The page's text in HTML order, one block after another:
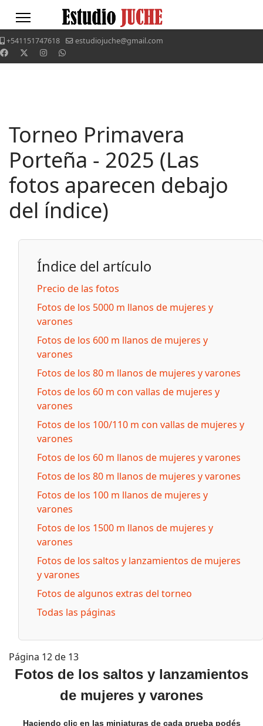
+541151747618 estudiojuche@gmail.com
Torneo Primavera
Porteña - 2025 (Las
fotos aparecen debajo
del índice)
Índice del artículo
Precio de las fotos
Fotos de los 5000 m llanos de mujeres y
varones
Fotos de los 600 m llanos de mujeres y
varones
Fotos de los 80 m llanos de mujeres y varones
Fotos de los 60 m con vallas de mujeres y
varones
Fotos de los 100/110 m con vallas de mujeres y
varones
Fotos de los 60 m llanos de mujeres y varones
Fotos de los 80 m llanos de mujeres y varones
Fotos de los 100 m llanos de mujeres y
varones
Fotos de los 1500 m llanos de mujeres y
varones
Fotos de los saltos y lanzamientos de mujeres
y varones
Fotos de algunos extras del torneo
Todas las páginas
Página 12 de 13
Fotos de los saltos y lanzamientos
de mujeres y varones
Haciendo clic en las miniaturas de cada prueba podés